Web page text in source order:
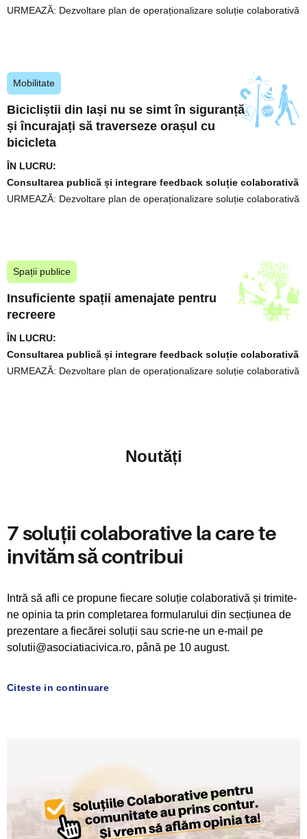
URMEAZĂ: Dezvoltare plan de operaționalizare soluție colaborativă
Mobilitate
Bicicliștii din Iași nu se simt în siguranță
și încurajați să traverseze orașul cu
bicicleta
ÎN LUCRU:
Consultarea publică și integrare feedback soluție colaborativă
URMEAZĂ: Dezvoltare plan de operaționalizare soluție colaborativă
Spații publice
Insuficiente spații amenajate pentru
recreere
ÎN LUCRU:
Consultarea publică și integrare feedback soluție colaborativă
URMEAZĂ: Dezvoltare plan de operaționalizare soluție colaborativă
Noutăți
7 soluții colaborative la care te
invităm să contribui
Intră să afli ce propune fiecare soluție colaborativă și trimite-
ne opinia ta prin completarea formularului din secțiunea de
prezentare a fiecărei soluții sau scrie-ne un e-mail pe
solutii@asociatiacivica.ro, până pe 10 august.
Citeste in continuare